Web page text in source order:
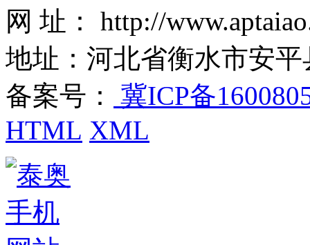
网 址： http://
地址：河北省衡水市安
备案号：
冀ICP备
HTML XML